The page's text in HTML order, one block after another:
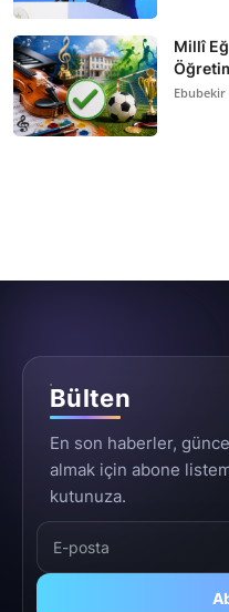
Millî
Ebubekir
Bülten
En son haberler,
almak için abone
kutunuza.